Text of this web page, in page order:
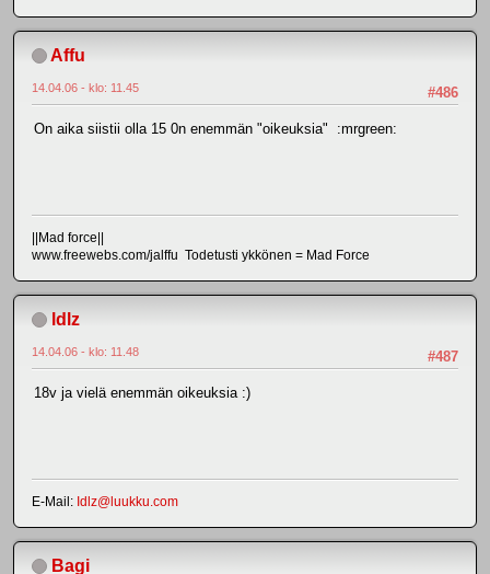
Affu
#486
14.04.06 - klo: 11.45
On aika siistii olla 15 0n enemmän "oikeuksia" :mrgreen:
||Mad force||
www.freewebs.com/jalffu Todetusti ykkönen = Mad Force
ldlz
#487
14.04.06 - klo: 11.48
18v ja vielä enemmän oikeuksia :)
E-Mail: Idlz@luukku.com
Bagi